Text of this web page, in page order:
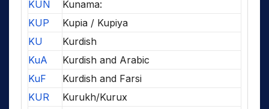
KUN
Kunama:
KUP
Kupia / Kupiya
KU
Kurdish
KuA
Kurdish and Arabic
KuF
Kurdish and Farsi
KUR
Kurukh/Kurux